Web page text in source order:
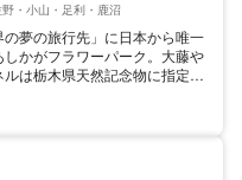
河フラワーワールド（福島県
園にあたる。
・小山・足利・鹿沼
の夢の旅行先」に日本から唯一
かがフラワーパーク。大藤や
ルは栃木県天然記念物に指定さ